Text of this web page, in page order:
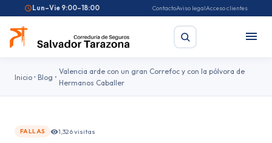
Lun–Vie 9:00–18:00 ContactoAviso legalAcceso clientes
Inicio Blog
Valencia arde con un gran Correfoc y con la pólvora de
Hermanos Caballer
FALLAS 1,326 visitas